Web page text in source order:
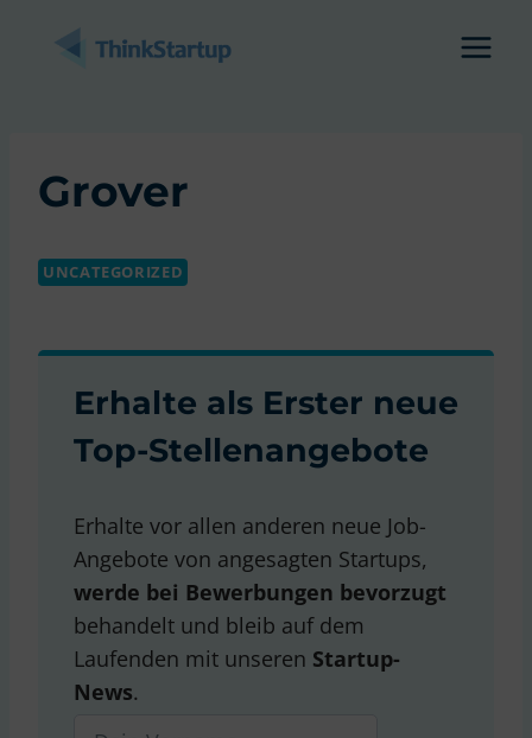
Grover
UNCATEGORIZED
Erhalte als Erster neue
Top-Stellenangebote
Erhalte vor allen anderen neue Job-
Angebote von angesagten Startups,
werde bei Bewerbungen bevorzugt
behandelt und bleib auf dem
Laufenden mit unseren Startup-
News.